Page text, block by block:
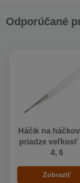
Odporúčané
Háčik na
priadze veľkosť
4, 6
Zobraziť